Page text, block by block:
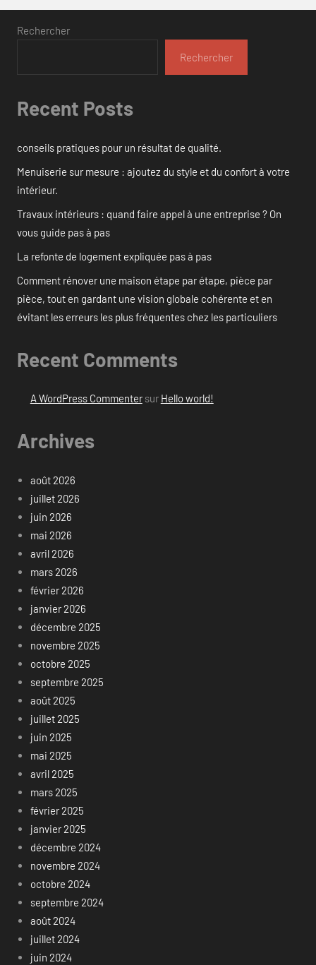
Rechercher
Rechercher
Recent Posts
conseils pratiques pour un résultat de qualité.
Menuiserie sur mesure : ajoutez du style et du confort à votre
intérieur.
Travaux intérieurs : quand faire appel à une entreprise ? On
vous guide pas à pas
La refonte de logement expliquée pas à pas
Comment rénover une maison étape par étape, pièce par
pièce, tout en gardant une vision globale cohérente et en
évitant les erreurs les plus fréquentes chez les particuliers
Recent Comments
A WordPress Commentersur Hello world!
Archives
août 2026
juillet 2026
juin 2026
mai 2026
avril 2026
mars 2026
février 2026
janvier 2026
décembre 2025
novembre 2025
octobre 2025
septembre 2025
août 2025
juillet 2025
juin 2025
mai 2025
avril 2025
mars 2025
février 2025
janvier 2025
décembre 2024
novembre 2024
octobre 2024
septembre 2024
août 2024
juillet 2024
juin 2024